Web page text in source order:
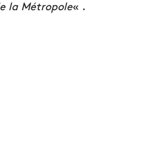
la Métropole« .